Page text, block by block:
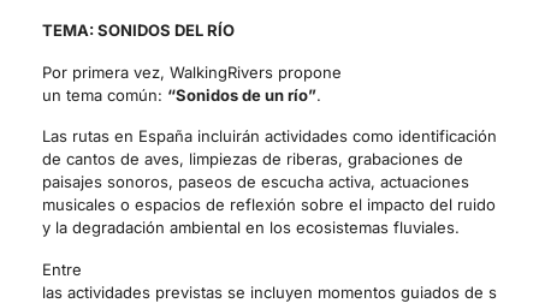
TEMA: SONIDOS DEL RÍO
Por primera vez, WalkingRivers propone
un tema común: “Sonidos de un río”.
Las rutas en España incluirán actividades como identificación
de cantos de aves, limpiezas de riberas, grabaciones de
paisajes sonoros, paseos de escucha activa, actuaciones
musicales o espacios de reflexión sobre el impacto del ruido
y la degradación ambiental en los ecosistemas fluviales.
Entre
las actividades previstas se incluyen momentos guiados de s